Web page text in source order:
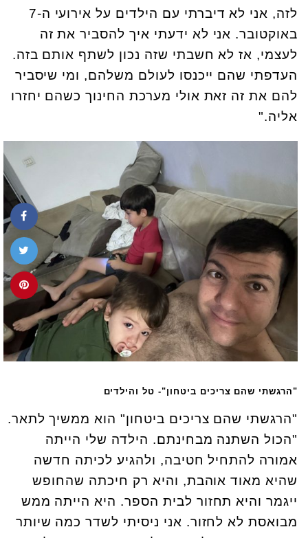
לזה, אני לא דיברתי עם הילדים על אירועי ה-7
באוקטובר. אני לא ידעתי איך להסביר את זה
לעצמי, אז לא חשבתי שזה נכון לשתף אותם בזה.
העדפתי שהם ייכנסו לעולם משלהם, ומי שיסביר
להם את זה זאת אולי מערכת החינוך כשהם יחזרו
אליה."
"הרגשתי שהם צריכים ביטחון"- טל והילדים
"הרגשתי שהם צריכים ביטחון" הוא ממשיך לתאר.
"הכול השתנה מבחינתם. הילדה שלי הייתה
אמורה להתחיל חטיבה, ולהגיע לכיתה חדשה
שהיא מאוד אוהבת, והיא רק חיכתה שהחופש
ייגמר והיא תחזור לבית הספר. היא הייתה ממש
מבואסת לא לחזור. אני ניסיתי לשדר כמה שיותר